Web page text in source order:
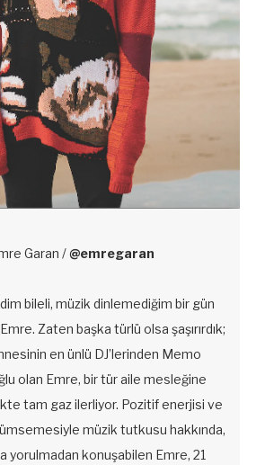
Garan /@emregaran
bileli, müzik dinlemediğim bir gün
Zaten başka türlü olsa şaşırırdık;
en ünlü DJ’lerinden Memo
olan Emre, bir tür aile mesleğine
tam gaz ilerliyor. Pozitif enerjisi ve
müzik tutkusu hakkında,
yorulmadan konuşabilen Emre, 21